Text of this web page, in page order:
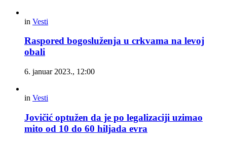
in Vesti
Raspored bogosluženja u crkvama na levoj
obali
6. januar 2023., 12:00
in Vesti
Jovičić optužen da je po legalizaciji uzimao
mito od 10 do 60 hiljada evra